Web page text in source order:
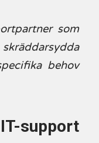
som
behov
support